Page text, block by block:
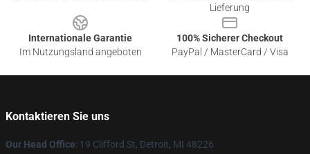
Lieferung
Internationale Garantie
Im Nutzungsland angeboten
100% Sicherer Checkout
PayPal / MasterCard / Visa
Kontaktieren Sie uns
Our Head Office: 19 Clifford St, Detroit, MI 48226